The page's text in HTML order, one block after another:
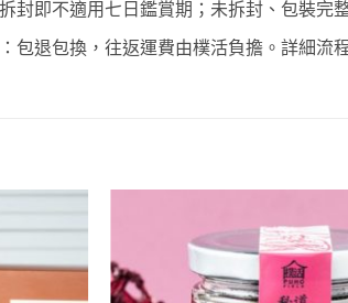
封即不適用七日鑑賞期；未拆封、包裝完
包退包換，往返運費由樸活負擔。詳細流